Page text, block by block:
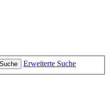
Suche Erweiterte Suche